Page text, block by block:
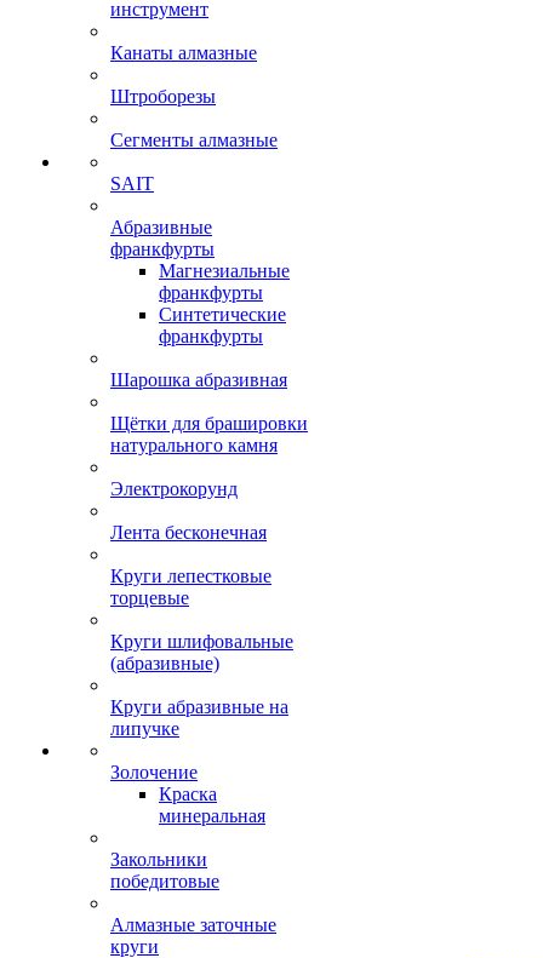
инструмент
Канаты алмазные
Штроборезы
Сегменты алмазные
SAIT
Абразивные
франкфурты
Магнезиальные
франкфурты
Синтетические
франкфурты
Шарошка абразивная
Щётки для брашировки
натурального камня
Электрокорунд
Лента бесконечная
Круги лепестковые
торцевые
Круги шлифовальные
(абразивные)
Круги абразивные на
липучке
Золочение
Краска
минеральная
Закольники
победитовые
Алмазные заточные
круги